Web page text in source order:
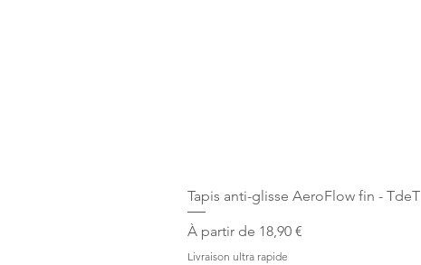
Tapis anti-glisse AeroFlow fin - TdeT
À partir de 18,90 €
Prix promotionnel
Livraison ultra rapide